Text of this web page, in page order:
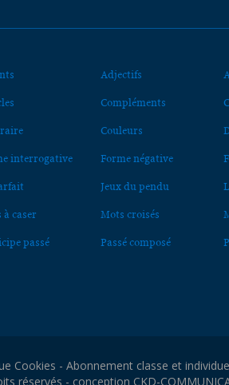
Adjectifs
Compléments
Couleurs
interrogative Forme négative
Jeux du pendu
à caser Mots croisés
passé Passé composé
Cookies - Abonnement classe et
réservés - conception CKD-